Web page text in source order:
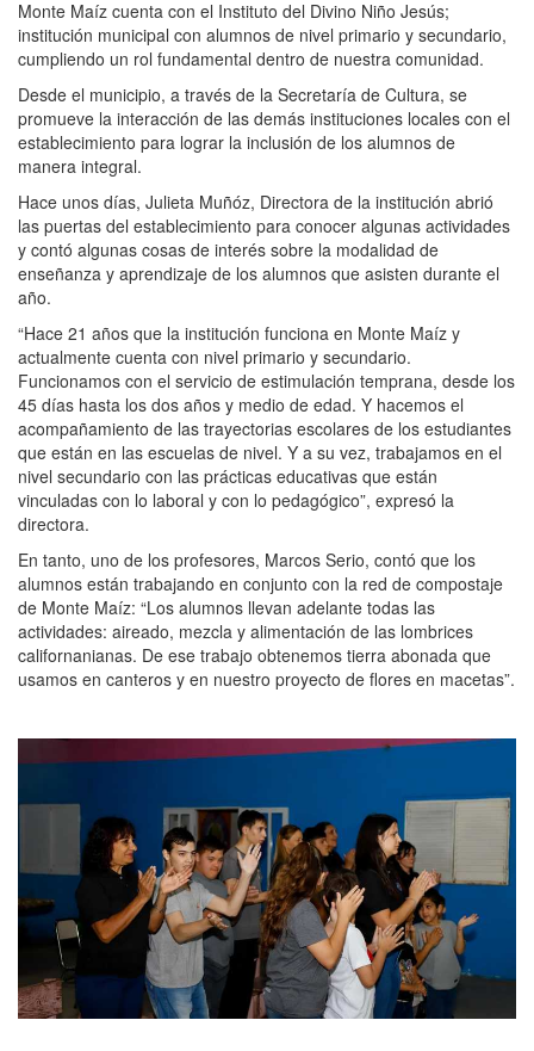
Monte Maíz cuenta con el Instituto del Divino Niño Jesús;
institución municipal con alumnos de nivel primario y secundario,
cumpliendo un rol fundamental dentro de nuestra comunidad.
Desde el municipio, a través de la Secretaría de Cultura, se
promueve la interacción de las demás instituciones locales con el
establecimiento para lograr la inclusión de los alumnos de
manera integral.
Hace unos días, Julieta Muñóz, Directora de la institución abrió
las puertas del establecimiento para conocer algunas actividades
y contó algunas cosas de interés sobre la modalidad de
enseñanza y aprendizaje de los alumnos que asisten durante el
año.
“Hace 21 años que la institución funciona en Monte Maíz y
actualmente cuenta con nivel primario y secundario.
Funcionamos con el servicio de estimulación temprana, desde los
45 días hasta los dos años y medio de edad. Y hacemos el
acompañamiento de las trayectorias escolares de los estudiantes
que están en las escuelas de nivel. Y a su vez, trabajamos en el
nivel secundario con las prácticas educativas que están
vinculadas con lo laboral y con lo pedagógico”, expresó la
directora.
En tanto, uno de los profesores, Marcos Serio, contó que los
alumnos están trabajando en conjunto con la red de compostaje
de Monte Maíz: “Los alumnos llevan adelante todas las
actividades: aireado, mezcla y alimentación de las lombrices
californanianas. De ese trabajo obtenemos tierra abonada que
usamos en canteros y en nuestro proyecto de flores en macetas”.